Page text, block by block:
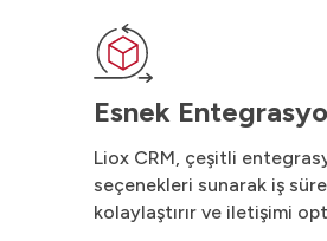
Esnek
Liox CRM, çeşitli
seçenekleri sunarak iş
kolaylaştırır ve iletişimi